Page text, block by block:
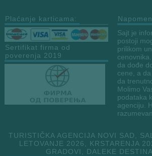
Plaćanje karticama:
Sertifikat firma od
poverenja 2019
Sajt je
postoji
prilikom
da dođe
cene, a
da
Molimo
podataka
agenciju.
TURISTIČKA AGENCIJA NOVI SAD,
LETOVANJE 2026, KRSTARENJA
GRADOVI, DALEKE